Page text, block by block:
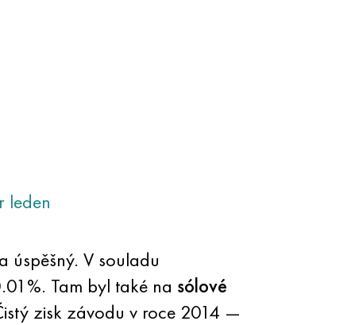
leden
úspěšný. V souladu
Tam byl také na sólové
zisk závodu v roce 2014 —